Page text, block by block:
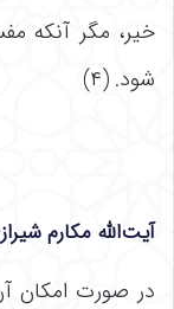
خیر، مگر آنکه
شود. (۴)
آیت‌الله مکارم
در صورت امکان